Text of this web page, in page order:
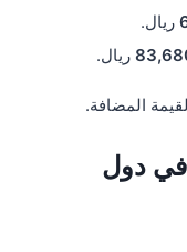
ريال.
ريال.
المضافة.
أسعار رينو ميجان 2021 في دول